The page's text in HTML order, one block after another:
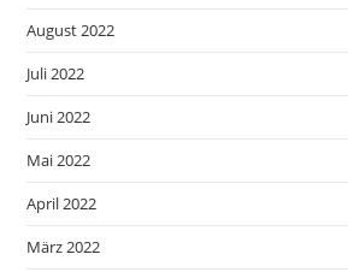
August 2022
Juli 2022
Juni 2022
Mai 2022
April 2022
März 2022